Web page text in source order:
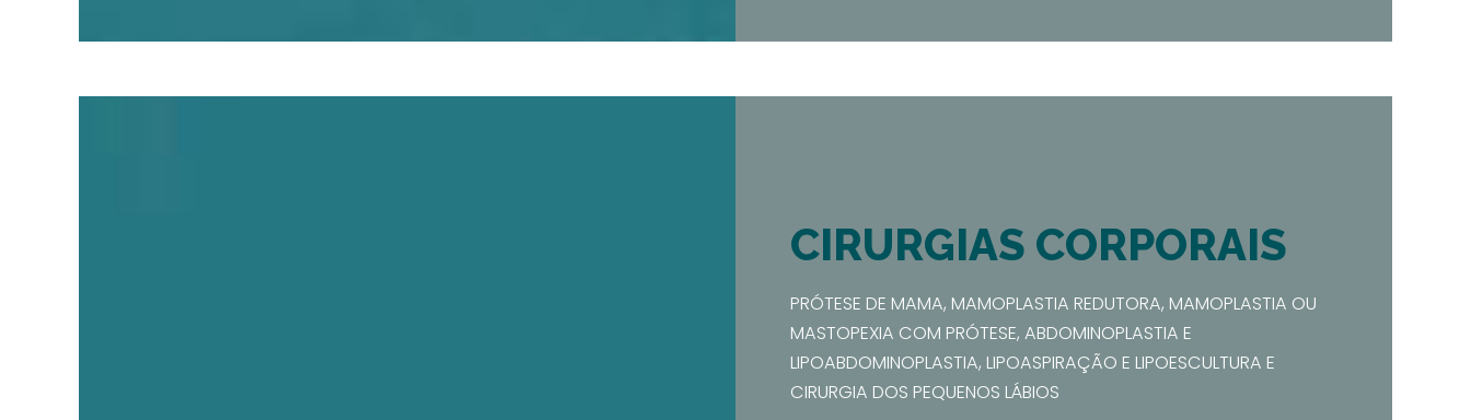
CIRURGIAS CORPORAIS
PRÓTESE DE MAMA, MAMOPLASTIA REDUTORA, MAMOPLASTIA OU
MASTOPEXIA COM PRÓTESE, ABDOMINOPLASTIA E
LIPOABDOMINOPLASTIA, LIPOASPIRAÇÃO E LIPOESCULTURA E
CIRURGIA DOS PEQUENOS LÁBIOS